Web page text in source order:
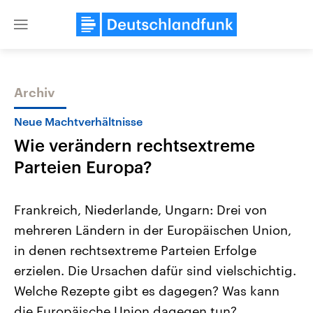
Close
Themen
Landtagswahl Sachsen-Anhalt
2026
Alle Informationen
Sachsen-Anhalt wählt am 6.
September 2026 einen neuen
Landtag. Seit 2021 wird das
Bundesland von einer Koalition aus
USA
Aktuelle Beiträge,
Hintergründe
Wirtschaftlich und
gehören die Vereinigten
den mächtigsten Ländern
mit großem Einfluss auf
Archiv
Neue Machtverhältnisse
Wie verändern rechtsextreme
Parteien Europa?
Frankreich, Niederlande, Ungarn: Drei von
mehreren Ländern in der Europäischen Union,
in denen rechtsextreme Parteien Erfolge
erzielen. Die Ursachen dafür sind vielschichtig.
Welche Rezepte gibt es dagegen? Was kann